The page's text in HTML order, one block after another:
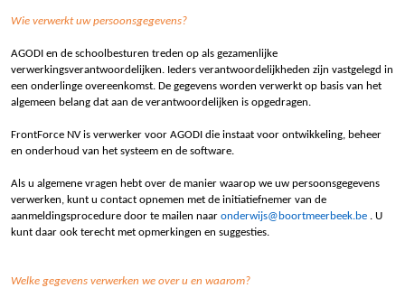
Wie verwerkt uw persoonsgegevens?
AGODI en de schoolbesturen treden op als gezamenlijke
verwerkingsverantwoordelijken. Ieders verantwoordelijkheden zijn vastgelegd in
een onderlinge overeenkomst. De gegevens worden verwerkt op basis van het
algemeen belang dat aan de verantwoordelijken is opgedragen.
FrontForce NV is verwerker voor AGODI die instaat voor ontwikkeling, beheer
en onderhoud van het systeem en de software.
Als u algemene vragen hebt over de manier waarop we uw persoonsgegevens
verwerken, kunt u contact opnemen met de initiatiefnemer van de
aanmeldingsprocedure door te mailen naar onderwijs@boortmeerbeek.be . U
kunt daar ook terecht met opmerkingen en suggesties.
Welke gegevens verwerken we over u en waarom?